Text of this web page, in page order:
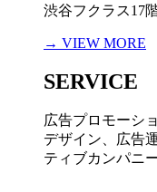
渋谷フクラス17
→ VIEW MORE
SERVICE
広告プロモーシ
デザイン、広告
ティブカンパニ